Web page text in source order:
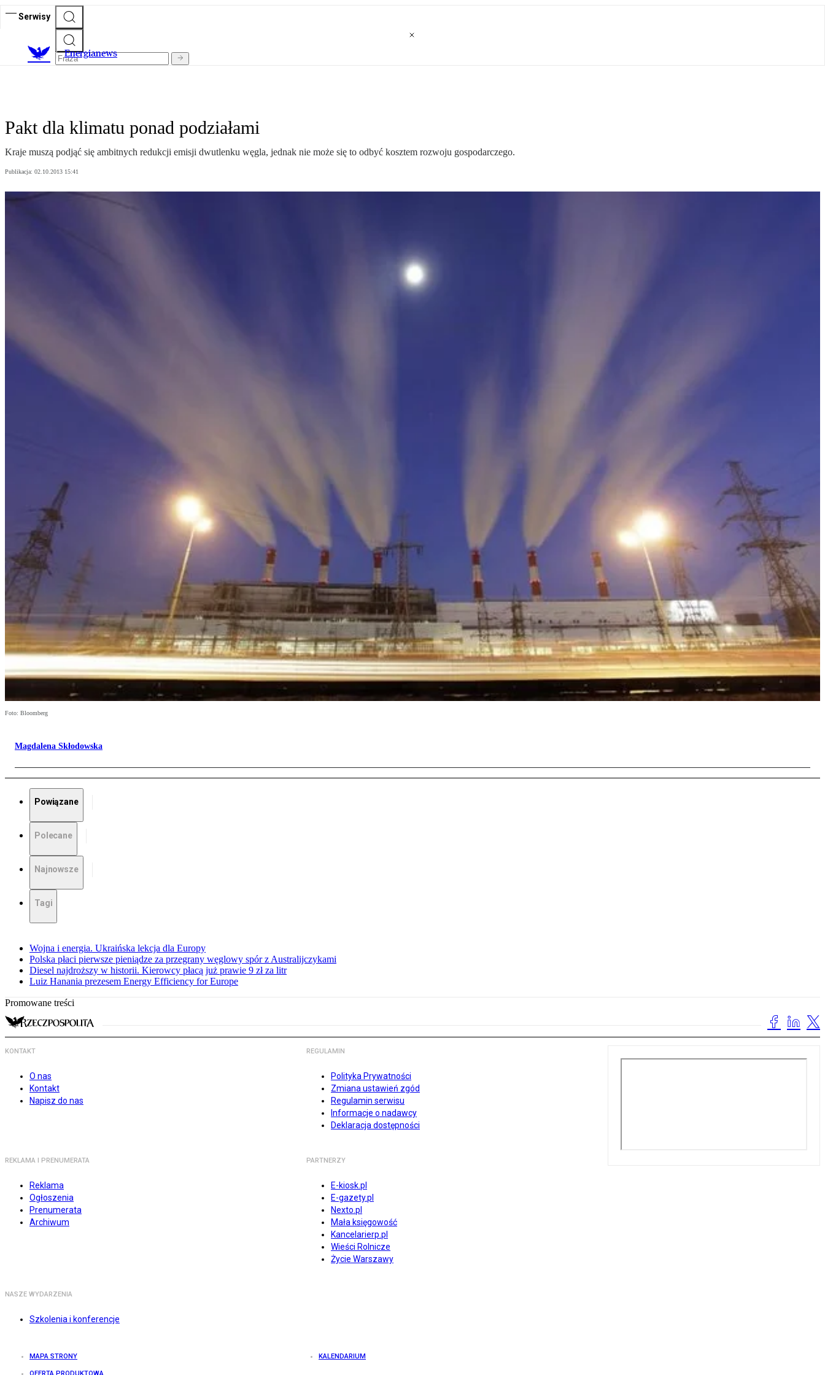
Serwisy
Energianews
Pakt dla klimatu ponad podziałami
Kraje muszą podjąć się ambitnych redukcji emisji dwutlenku węgla, jednak nie może się to odbyć kosztem rozwoju gospodarczego.
Publikacja: 02.10.2013 15:41
Foto: Bloomberg
Magdalena Skłodowska
Powiązane
Polecane
Najnowsze
Tagi
Wojna i energia. Ukraińska lekcja dla Europy
Polska płaci pierwsze pieniądze za przegrany węglowy spór z Australijczykami
Diesel najdroższy w historii. Kierowcy płacą już prawie 9 zł za litr
Luiz Hanania prezesem Energy Efficiency for Europe
Promowane treści
KONTAKT
O nas
Kontakt
Napisz do nas
REGULAMIN
Polityka Prywatności
Zmiana ustawień zgód
Regulamin serwisu
Informacje o nadawcy
Deklaracja dostępności
REKLAMA I PRENUMERATA
Reklama
Ogłoszenia
Prenumerata
Archiwum
PARTNERZY
E-kiosk.pl
E-gazety.pl
Nexto.pl
Mała księgowość
Kancelarierp.pl
Wieści Rolnicze
Życie Warszawy
NASZE WYDARZENIA
Szkolenia i konferencje
MAPA STRONY KALENDARIUM